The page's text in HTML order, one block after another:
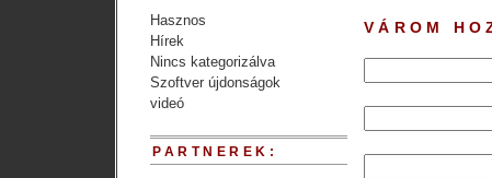
Hasznos
Hírek
Nincs kategorizálva
Szoftver újdonságok
videó
PARTNEREK:
VÁROM